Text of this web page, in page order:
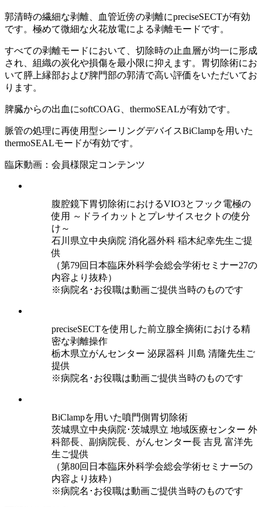
郭清時の繊細な剥離、血管近傍の剥離にpreciseSECTが有効
です。極めて微細な火花放電による剥離モードです。
すべての剥離モードにおいて、切除時の止血層が均一に形成
され、組織の炭化や損傷を最小限に抑えます。胃切除術にお
いて膵上縁部および脾門部の郭清で高い評価をいただいてお
ります。
脾臓からの出血にsoftCOAG、thermoSEALが有効です。
脈管の処理に再使用型シーリングデバイスBiClampを用いた
thermoSEALモードが有効です。
臨床動画：会員様限定コンテンツ
腹腔鏡下胃切除術におけるVIO3とフック電極の
使用 ～ドライカットとプレサイスセクトの使分
け～
石川県立中央病院 消化器外科 稲木紀幸先生ご提
供
（第79回日本臨床外科学会総会学術セミナー27の
内容より抜粋）
※病院名･お役職は動画ご提供当時のものです
preciseSECTを使用した前立腺全摘術における精
密な剥離操作
栃木県立がんセンター 泌尿器科 川島 清隆先生ご
提供
※病院名･お役職は動画ご提供当時のものです
BiClampを用いた噴門側胃切除術
茨城県立中央病院･茨城県立 地域医療センター 外
科部長、副病院長、がんセンター長 吉見 富洋先
生ご提供
（第80回日本臨床外科学会総会学術セミナー5の
内容より抜粋）
※病院名･お役職は動画ご提供当時のものです